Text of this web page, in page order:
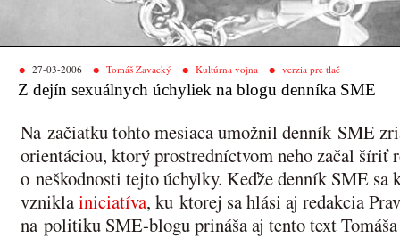
27-03-2006 Tomáš Zavacký Kultúrna vojna verzia pre tlač
Z dejín sexuálnych úchyliek na blogu denníka SME
Na začiatku tohto mesiaca umožnil denník SME
orientáciou, ktorý prostredníctvom neho začal šíriť
o neškodnosti tejto úchylky. Keďže denník SME
vzniklainiciatíva, ku ktorej sa hlási aj redakcia
na politiku SME-blogu prináša aj tento text